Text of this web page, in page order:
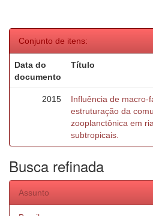
Conjunto de itens:
Data do
documento
Título
2015
Influência de macro-
estruturação da
zooplanctônica em
subtropicais.
Busca refinada
Assunto